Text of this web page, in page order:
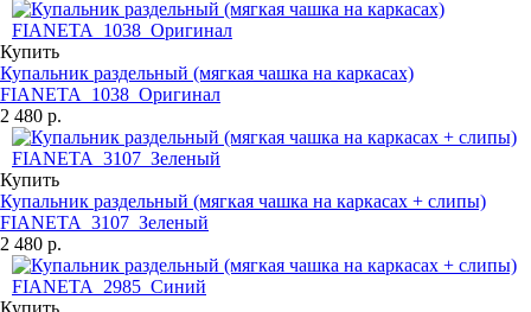
Купить
Купальник раздельный (мягкая чашка на каркасах)
FIANETA_1038_Оригинал
2 480 р.
Купить
Купальник раздельный (мягкая чашка на каркасах + слипы)
FIANETA_3107_Зеленый
2 480 р.
Купить